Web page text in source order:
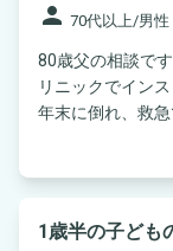
person 70代以上/男性
80歳父の相談で
リニックでイン
年末に倒れ、救
1歳半の子ども